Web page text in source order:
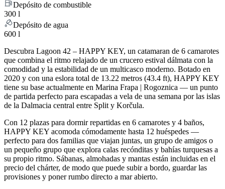
Depósito de combustible
300 l
Depósito de agua
600 l
Descubra Lagoon 42 – HAPPY KEY, un catamaran de 6 camarotes
que combina el ritmo relajado de un crucero estival dálmata con la
comodidad y la estabilidad de un multicasco moderno. Botado en
2020 y con una eslora total de 13.22 metros (43.4 ft), HAPPY KEY
tiene su base actualmente en Marina Frapa | Rogoznica — un punto
de partida perfecto para escapadas a vela de una semana por las islas
de la Dalmacia central entre Split y Korčula.
Con 12 plazas para dormir repartidas en 6 camarotes y 4 baños,
HAPPY KEY acomoda cómodamente hasta 12 huéspedes —
perfecto para dos familias que viajan juntas, un grupo de amigos o
un pequeño grupo que explora calas recónditas y bahías turquesas a
su propio ritmo. Sábanas, almohadas y mantas están incluidas en el
precio del chárter, de modo que puede subir a bordo, guardar las
provisiones y poner rumbo directo a mar abierto.